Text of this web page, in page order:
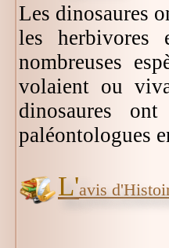
Les dinosaures
les herbivores
nombreuses
volaient ou
dinosaures
paléontologues
L'avis